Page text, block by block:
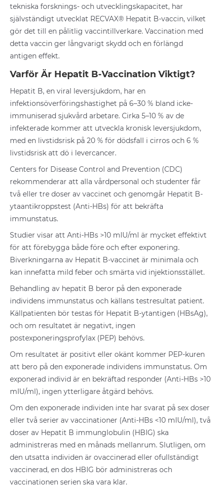
tekniska forsknings- och utvecklingskapacitet, har
självständigt utvecklat RECVAX® Hepatit B-vaccin, vilket
gör det till en pålitlig vaccintillverkare. Vaccination med
detta vaccin ger långvarigt skydd och en förlängd
antigen effekt.
Varför Är Hepatit B-Vaccination Viktigt?
Hepatit B, en viral leversjukdom, har en
infektionsöverföringshastighet på 6–30 % bland icke-
immuniserad sjukvård arbetare. Cirka 5–10 % av de
infekterade kommer att utveckla kronisk leversjukdom,
med en livstidsrisk på 20 % för dödsfall i cirros och 6 %
livstidsrisk att dö i levercancer.
Centers for Disease Control and Prevention (CDC)
rekommenderar att alla vårdpersonal och studenter får
två eller tre doser av vaccinet och genomgår Hepatit B-
ytaantikroppstest (Anti-HBs) för att bekräfta
immunstatus.
Studier visar att Anti-HBs >10 mIU/ml är mycket effektivt
för att förebygga både före och efter exponering.
Biverkningarna av Hepatit B-vaccinet är minimala och
kan innefatta mild feber och smärta vid injektionsstället.
Behandling av hepatit B beror på den exponerade
individens immunstatus och källans testresultat patient.
Källpatienten bör testas för Hepatit B-ytantigen (HBsAg),
och om resultatet är negativt, ingen
postexponeringsprofylax (PEP) behövs.
Om resultatet är positivt eller okänt kommer PEP-kuren
att bero på den exponerade individens immunstatus. Om
exponerad individ är en bekräftad responder (Anti-HBs >10
mIU/ml), ingen ytterligare åtgärd behövs.
Om den exponerade individen inte har svarat på sex doser
eller två serier av vaccinationer (Anti-HBs <10 mIU/ml), två
doser av Hepatit B immunglobulin (HBIG) ska
administreras med en månads mellanrum. Slutligen, om
den utsatta individen är ovaccinerad eller ofullständigt
vaccinerad, en dos HBIG bör administreras och
vaccinationen serien ska vara klar.